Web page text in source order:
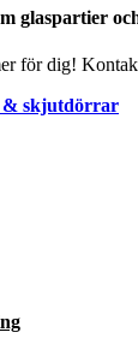
glaspartier
för dig!
& skjutdörrar